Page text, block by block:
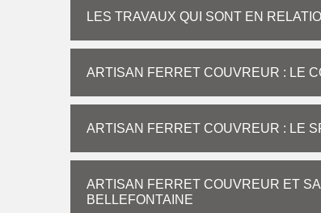
LES TRAVAUX QUI SONT EN
ARTISAN FERRET COUVREUR : LE
ARTISAN FERRET COUVREUR : LE
ARTISAN FERRET COUVREUR ET
BELLEFONTAINE